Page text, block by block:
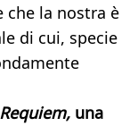
la nostra è
di cui, specie
una